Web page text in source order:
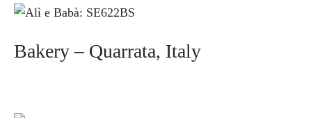
Bakery – Quarrata, Italy